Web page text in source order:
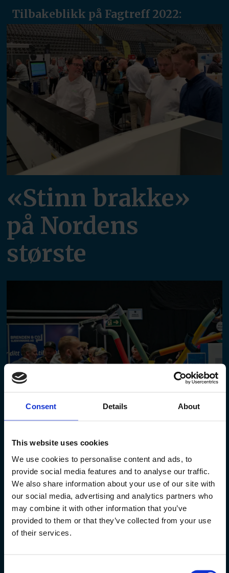
Consent Details About
This website uses cookies
We use cookies to personalise content and ads, to
provide social media features and to analyse our traffic.
We also share information about your use of our site with
our social media, advertising and analytics partners who
may combine it with other information that you’ve
provided to them or that they’ve collected from your use
of their services.
Tilbakeblikk på Fagtreff 2022:
«Stinn brakke»
på Nordens
største
Noen glimt fra
Fagtreff 2022